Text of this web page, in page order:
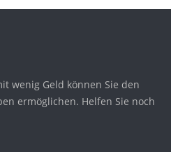
wenig Geld können Sie den
ermöglichen. Helfen Sie noch